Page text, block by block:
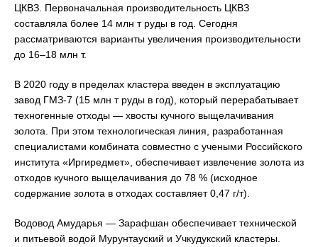
ЦКВЗ. Первоначальная производительность ЦКВЗ
составляла более 14 млн т руды в год. Сегодня
рассматриваются варианты увеличения производительности
до 16–18 млн т.
В 2020 году в пределах кластера введен в эксплуатацию
завод ГМЗ-7 (15 млн т руды в год), который перерабатывает
техногенные отходы — хвосты кучного выщелачивания
золота. При этом технологическая линия, разработанная
специалистами комбината совместно с учеными Российского
института «Иргиредмет», обеспечивает извлечение золота из
отходов кучного выщелачивания до 78 % (исходное
содержание золота в отходах составляет 0,47 г/т).
Водовод Амударья — Зарафшан обеспечивает технической
и питьевой водой Мурунтауский и Учкудукский кластеры.